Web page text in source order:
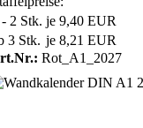
2 Stk. je 9,40 EUR
3 Stk. je 8,21 EUR
Rot_A1_2027